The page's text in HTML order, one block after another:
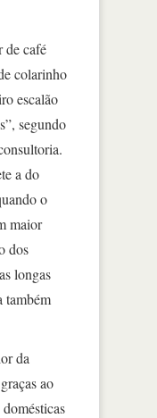
de café
colarinho
escalão
segundo
a do
o
maior
dos
longas
também
da
ao